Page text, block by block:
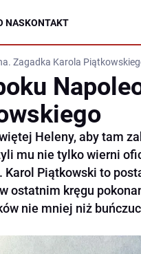
NASKONTAKT
Zagadka Karola
Heleny, aby tam
mu nie tylko wierni
Karol Piątkowski to
ostatnim kręgu
nie mniej niż